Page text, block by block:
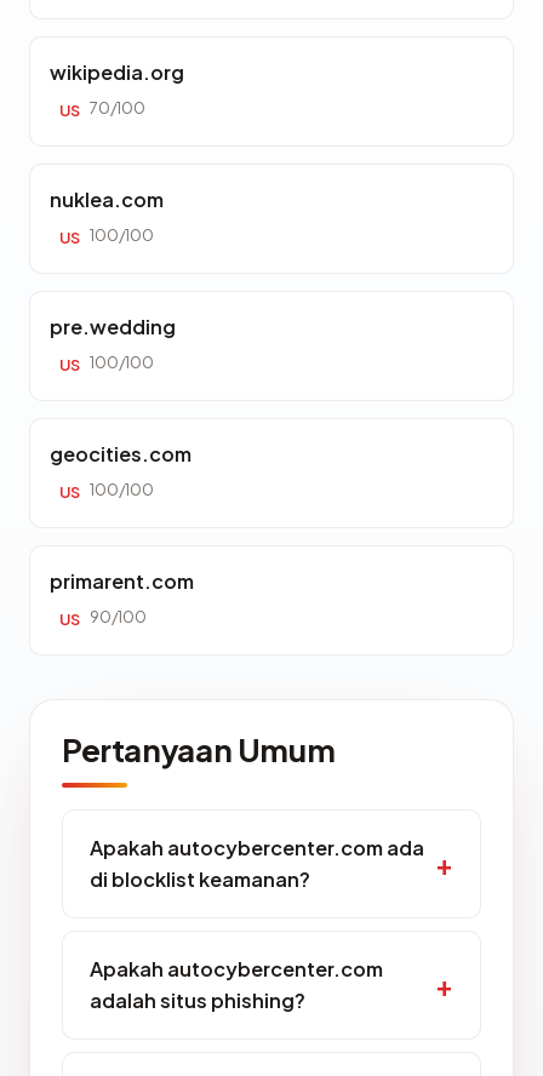
wikipedia.org
US 70/100
nuklea.com
US 100/100
pre.wedding
US 100/100
geocities.com
US 100/100
primarent.com
US 90/100
Pertanyaan Umum
Apakah autocybercenter.com ada
di blocklist keamanan?
Apakah autocybercenter.com
adalah situs phishing?